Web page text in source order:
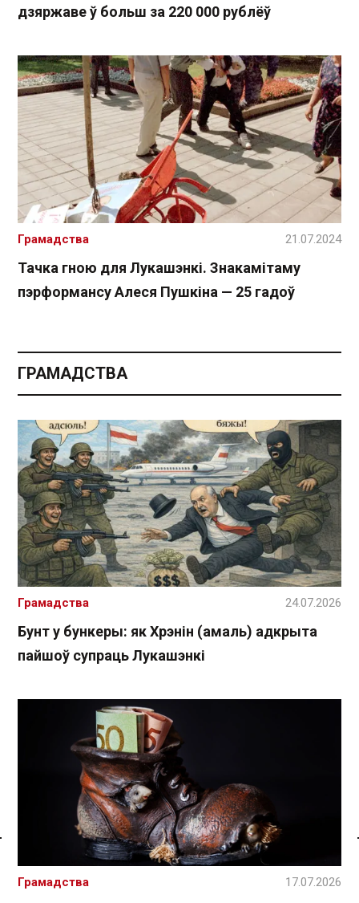
Спасылка без VPN
дзяржаве ў больш за 220 000 рублёў
Тачка гною для Лукашэнкі. Знакамітаму
пэрформансу Алеся Пушкіна — 25 гадоў
Грамадства 21.07.2024
ГРАМАДСТВА
Бунт у бункеры: як Хрэнін (амаль) адкрыта
пайшоў супраць Лукашэнкі
Грамадства 24.07.2026
Грамадства 17.07.2026